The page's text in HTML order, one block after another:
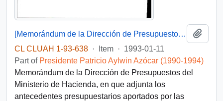
[Memorándum de la Dirección de Presupuestos del Ministerio de Hacienda]
CL CLUAH 1-93-638 · Item · 1993-01-11
Part of Presidente Patricio Aylwin Azócar (1990-1994)
Memorándum de la Dirección de Presupuestos del
Ministerio de Hacienda, en que adjunta los
antecedentes presupuestarios aportados por las